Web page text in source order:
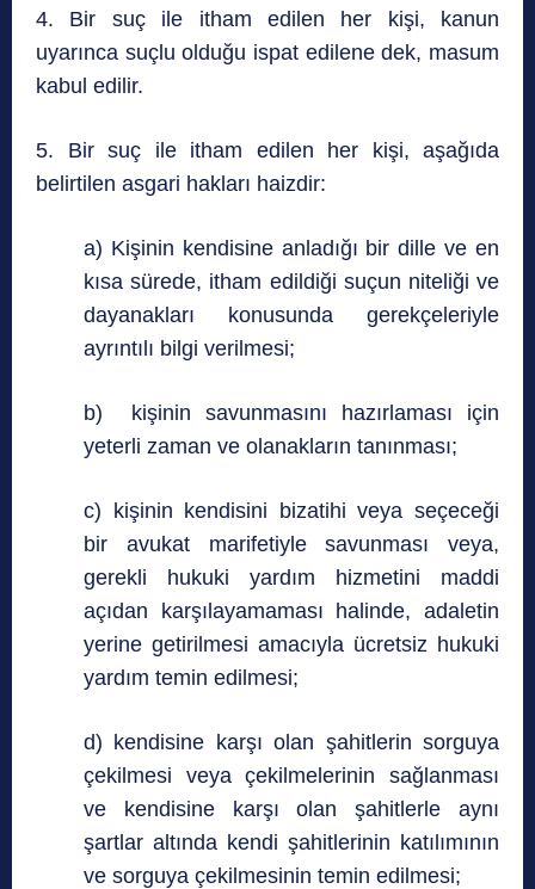
4. Bir suç ile itham edilen her kişi, kanun
uyarınca suçlu olduğu ispat edilene dek, masum
kabul edilir.
5. Bir suç ile itham edilen her kişi, aşağıda
belirtilen asgari hakları haizdir:
a) Kişinin kendisine anladığı bir dille ve en
kısa sürede, itham edildiği suçun niteliği ve
dayanakları konusunda gerekçeleriyle
ayrıntılı bilgi verilmesi;
b) kişinin savunmasını hazırlaması için
yeterli zaman ve olanakların tanınması;
c) kişinin kendisini bizatihi veya seçeceği
bir avukat marifetiyle savunması veya,
gerekli hukuki yardım hizmetini maddi
açıdan karşılayamaması halinde, adaletin
yerine getirilmesi amacıyla ücretsiz hukuki
yardım temin edilmesi;
d) kendisine karşı olan şahitlerin sorguya
çekilmesi veya çekilmelerinin sağlanması
ve kendisine karşı olan şahitlerle aynı
şartlar altında kendi şahitlerinin katılımının
ve sorguya çekilmesinin temin edilmesi;